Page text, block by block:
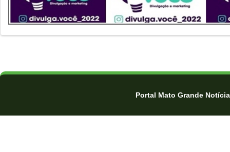
Portal Mato Grande